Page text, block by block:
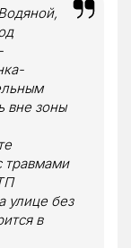
вне зоны
травмами
улице без
в